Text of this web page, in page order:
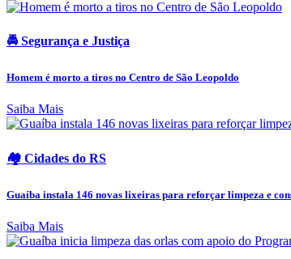
🚔 Segurança e Justiça
Homem é morto a tiros no Centro de São Leopoldo
Saiba Mais
🏘️ Cidades do RS
Guaíba instala 146 novas lixeiras para reforçar limpeza e
Saiba Mais